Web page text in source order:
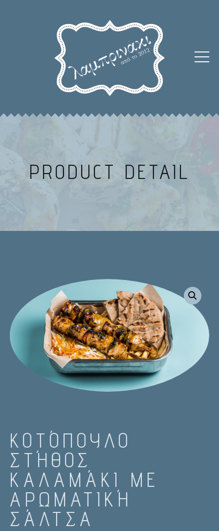
PRODUCT DETAIL
ΚΟΤΌΠΟΥΛΟ
ΣΤΉΘΟΣ
ΚΑΛΑΜΆΚΙ ΜΕ
ΑΡΩΜΑΤΙΚΉ
ΣΆΛΤΣΑ